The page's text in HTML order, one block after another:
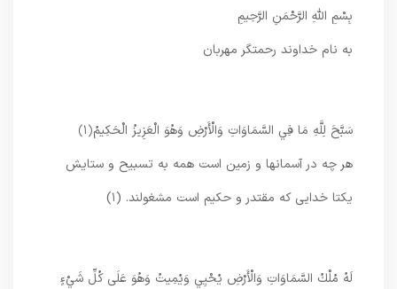
بِسْمِ اللَّهِ الرَّحْمَنِ الرَّحِيمِ
به نام خداوند رحمتگر مهربان
سَبَّحَ لِلَّهِ مَا فِي السَّمَاوَاتِ وَالْأَرْضِ وَهُوَ الْعَزِيزُ الْحَكِيمُ﴿۱﴾
هر چه در آسمانها و زمین است همه به تسبیح و ستایش
یکتا خدایی که مقتدر و حکیم است مشغولند. (۱)
لَهُ مُلْكُ السَّمَاوَاتِ وَالْأَرْضِ يُحْيِي وَيُمِيتُ وَهُوَ عَلَى كُلِّ شَيْءٍ